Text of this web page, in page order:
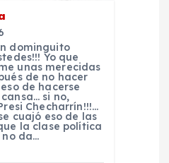
dominguito
Yo que
unas merecidas
de no hacer
de hacerse
si no,
Checharrín!!!…
cuajó eso de las
la clase política
no da…